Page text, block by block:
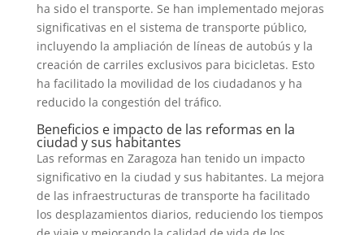
ha sido el transporte. Se han implementado mejoras
significativas en el sistema de transporte público,
incluyendo la ampliación de líneas de autobús y la
creación de carriles exclusivos para bicicletas. Esto
ha facilitado la movilidad de los ciudadanos y ha
reducido la congestión del tráfico.
Beneficios e impacto de las reformas en la
ciudad y sus habitantes
Las reformas en Zaragoza han tenido un impacto
significativo en la ciudad y sus habitantes. La mejora
de las infraestructuras de transporte ha facilitado
los desplazamientos diarios, reduciendo los tiempos